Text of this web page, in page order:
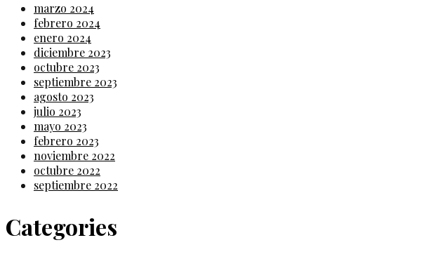
marzo 2024
febrero 2024
enero 2024
diciembre 2023
octubre 2023
septiembre 2023
agosto 2023
julio 2023
mayo 2023
febrero 2023
noviembre 2022
octubre 2022
septiembre 2022
Categories